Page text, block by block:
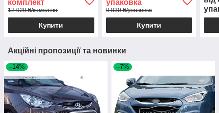
комплект
12 920 ₴/комплект
Купити
упаковка
9 830 ₴/упаковка
Купити
Акційні пропозиції та новинки
–14% –7%